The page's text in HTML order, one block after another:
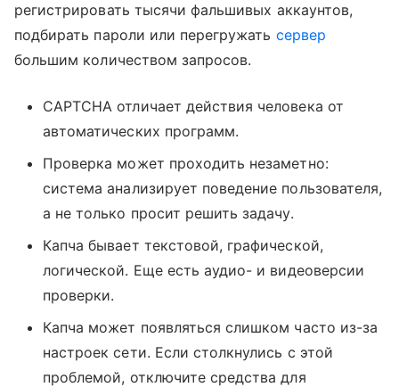
регистрировать тысячи фальшивых аккаунтов,
подбирать пароли или перегружать сервер
большим количеством запросов.
CAPTCHA отличает действия человека от
автоматических программ.
Проверка может проходить незаметно:
система анализирует поведение пользователя,
а не только просит решить задачу.
Капча бывает текстовой, графической,
логической. Еще есть аудио- и видеоверсии
проверки.
Капча может появляться слишком часто из-за
настроек сети. Если столкнулись с этой
проблемой, отключите средства для